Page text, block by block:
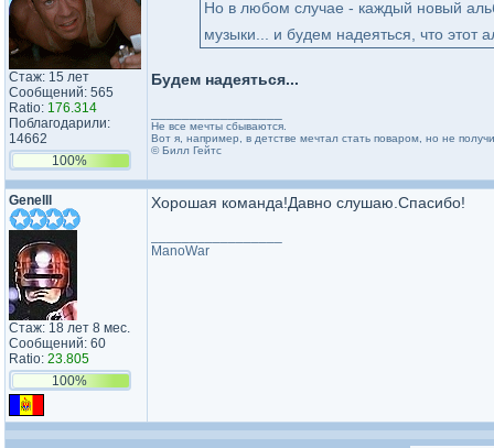
Стаж: 15 лет
Сообщений: 565
Ratio: 176.314
Поблагодарили:
14662
100%
Но в любом случае - каждый новый
музыки... и будем надеяться, что этот
Будем надеяться...
Не все мечты сбываются.
Вот я, например, в детстве мечтал стать поваром, но не
© Билл Гейтс
Genelll
Стаж: 18 лет 8 мес.
Сообщений: 60
Ratio: 23.805
100%
Хорошая команда!Давно слушаю.Спасибо!
ManoWar